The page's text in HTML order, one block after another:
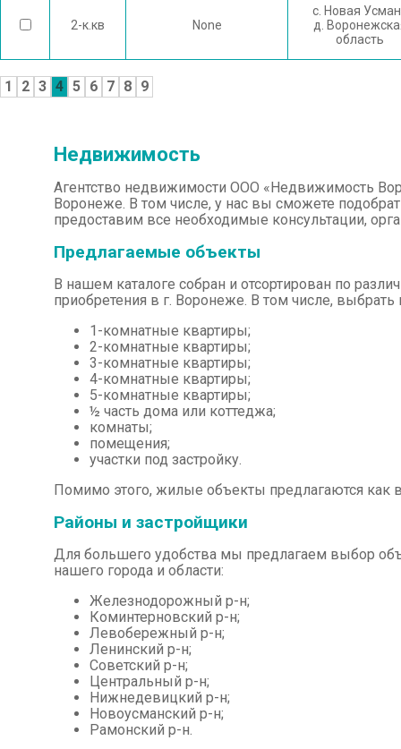
2-к.кв None
с. Новая
д.
область
1 2 3 4 5 6 7 8 9
Недвижимость
Агентство недвижимости ООО «Недвижимость
Воронеже. В том числе, у нас вы сможете
предоставим все необходимые консультации,
Предлагаемые объекты
В нашем каталоге собран и отсортирован по
приобретения в г. Воронеже. В том числе,
1-комнатные квартиры;
2-комнатные квартиры;
3-комнатные квартиры;
4-комнатные квартиры;
5-комнатные квартиры;
½ часть дома или коттеджа;
комнаты;
помещения;
участки под застройку.
Помимо этого, жилые объекты предлагаются как
Районы и застройщики
Для большего удобства мы предлагаем выбор
нашего города и области:
Железнодорожный р-н;
Коминтерновский р-н;
Левобережный р-н;
Ленинский р-н;
Советский р-н;
Центральный р-н;
Нижнедевицкий р-н;
Новоусманский р-н;
Рамонский р-н.